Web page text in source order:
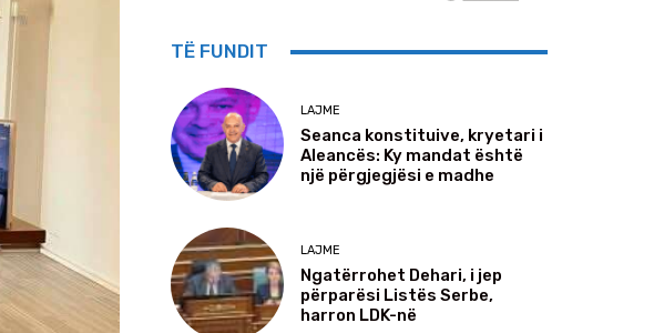
TË FUNDIT
LAJME
Seanca konstituive, kryetari i
Aleancës: Ky mandat është
një përgjegjësi e madhe
LAJME
Ngatërrohet Dehari, i jep
përparësi Listës Serbe,
harron LDK-në